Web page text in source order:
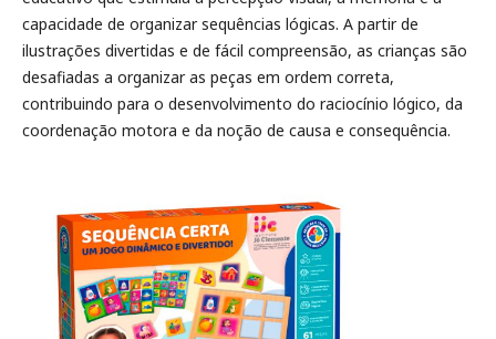
capacidade de organizar sequências lógicas. A partir de
ilustrações divertidas e de fácil compreensão, as crianças são
desafiadas a organizar as peças em ordem correta,
contribuindo para o desenvolvimento do raciocínio lógico, da
coordenação motora e da noção de causa e consequência.